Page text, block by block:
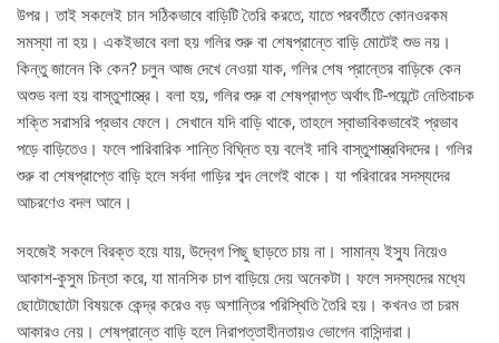
উপর। তাই সকলেই চান সঠিকভাবে বাড়িটি তৈরি করতে, যাতে পরবর্তীতে কোনওরকম
সমস্যা না হয়। একইভাবে বলা হয় গলির শুরু বা শেষপ্রান্তে বাড়ি মোটেই শুভ নয়।
কিন্তু জানেন কি কেন? চলুন আজ দেখে নেওয়া যাক, গলির শেষ প্রান্তের বাড়িকে কেন
অশুভ বলা হয় বাস্তুশাস্ত্রে। বলা হয়, গলির শুরু বা শেষপ্রাপ্ত অর্থাৎ টি-পয়েন্টে নেতিবাচক
শক্তি সরাসরি প্রভাব ফেলে। সেখানে যদি বাড়ি থাকে, তাহলে স্বাভাবিকভাবেই প্রভাব
পড়ে বাড়িতেও। ফলে পারিবারিক শান্তি বিঘ্নিত হয় বলেই দাবি বাস্তুশাস্ত্রবিদদের। গলির
শুরু বা শেষপ্রাপ্তে বাড়ি হলে সর্বদা গাড়ির শব্দ লেগেই থাকে। যা পরিবারের সদস্যদের
আচরণেও বদল আনে।
সহজেই সকলে বিরক্ত হয়ে যায়, উদ্বেগ পিছু ছাড়তে চায় না। সামান্য ইস্যু নিয়েও
আকাশ-কুসুম চিন্তা করে, যা মানসিক চাপ বাড়িয়ে দেয় অনেকটা। ফলে সদস্যদের মধ্যে
ছোটোছোটো বিষয়কে কেন্দ্র করেও বড় অশান্তির পরিস্থিতি তৈরি হয়। কখনও তা চরম
আকারও নেয়। শেষপ্রান্তে বাড়ি হলে নিরাপত্তাহীনতায়ও ভোগেন বাসিন্দারা।